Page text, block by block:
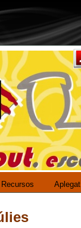
Recursos